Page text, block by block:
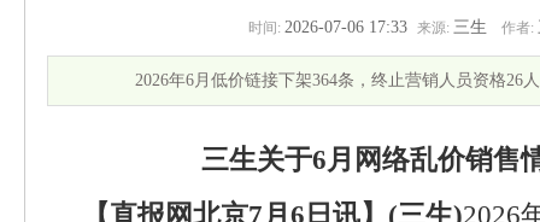
时间: 2026-07-06 17:33 来源: 三生 作者:
2026年6月低价链接下架364条，终止营销人员资格26
三生关于6月网络乱价销售
【直报网北京7月6日讯】(三生)2026